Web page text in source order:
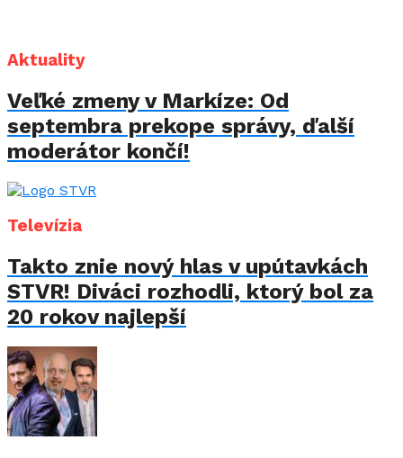
Aktuality
Veľké zmeny v Markíze: Od
septembra prekope správy, ďalší
moderátor končí!
Televízia
Takto znie nový hlas v upútavkách
STVR! Diváci rozhodli, ktorý bol za
20 rokov najlepší